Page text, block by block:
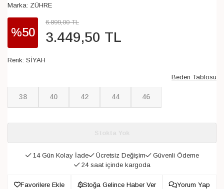
Marka: ZÜHRE
%50
6.899,00 TL
3.449,50 TL
Renk: SİYAH
Beden Tablosu
38 40 42 44 46
14 Gün Kolay İade Ücretsiz Değişim
Güvenli Ödeme
24 saat içinde kargoda
Favorilere Ekle Stoğa Gelince Haber Ver Yorum Yap